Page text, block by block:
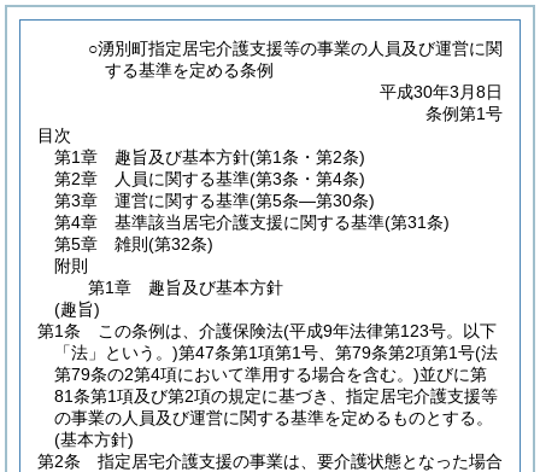
○湧別町指定居宅介護支援等の事業の人員及び運営に関
する基準を定める条例
平成30年3月8日
条例第1号
目次
第1章
趣旨及び基本方針(第1条・第2条)
第2章
人員に関する基準(第3条・第4条)
第3章
運営に関する基準(第5条―第30条)
第4章
基準該当居宅介護支援に関する基準(第31条)
第5章
雑則 (第32条)
附則
第1章
趣旨及び基本方針
(趣旨)
第1条
この条例は、介護保険法(平成9年法律第123号。以下
「法」という。)第47条第1項第1号、第79条第2項第1号(法
第79条の2第4項において準用する場合を含む。)並びに第
81条第1項及び第2項の規定に基づき、指定居宅介護支援等
の事業の人員及び運営に関する基準を定めるものとする。
(基本方針)
第2条
指定居宅介護支援の事業は、要介護状態となった場合